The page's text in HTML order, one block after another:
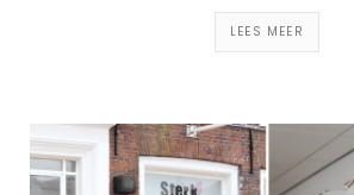
LEES MEER